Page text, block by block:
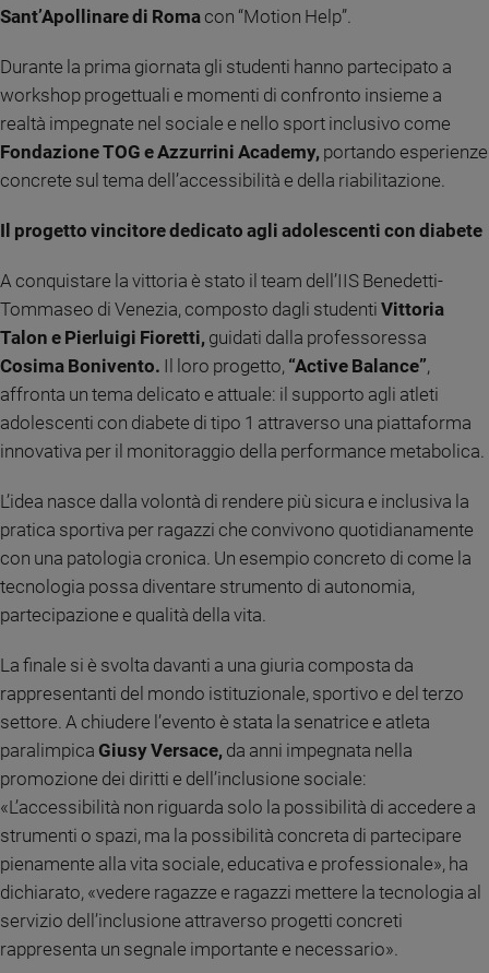
Libri
Arte
Famiglia
educazione
figli
Coppia
e
giovani
Adolescenza
Bioetica
Vai
Riflessioni
Video
Podcast
Privacy
Policy
Chi
siamo
Sant’Apollinare di Romacon “Motion Help”.
Durante la prima giornata gli studenti hanno partecipato a
workshop progettuali e momenti di confronto insieme a
realtà impegnate nel sociale e nello sport inclusivo come
Fondazione TOG e Azzurrini Academy, portando esperienze
concrete sul tema dell’accessibilità e della riabilitazione.
Il progetto vincitore dedicato agli adolescenti con diabete
A conquistare la vittoria è stato il team dell’IIS Benedetti-
Tommaseo di Venezia, composto dagli studenti Vittoria
Talon e Pierluigi Fioretti, guidati dalla professoressa
Cosima Bonivento. Il loro progetto, “Active Balance”,
affronta un tema delicato e attuale: il supporto agli atleti
adolescenti con diabete di tipo 1 attraverso una piattaforma
innovativa per il monitoraggio della performance metabolica.
L’idea nasce dalla volontà di rendere più sicura e inclusiva la
pratica sportiva per ragazzi che convivono quotidianamente
con una patologia cronica. Un esempio concreto di come la
tecnologia possa diventare strumento di autonomia,
partecipazione e qualità della vita.
La finale si è svolta davanti a una giuria composta da
rappresentanti del mondo istituzionale, sportivo e del terzo
settore. A chiudere l’evento è stata la senatrice e atleta
paralimpica Giusy Versace, da anni impegnata nella
promozione dei diritti e dell’inclusione sociale:
«L’accessibilità non riguarda solo la possibilità di accedere a
strumenti o spazi, ma la possibilità concreta di partecipare
pienamente alla vita sociale, educativa e professionale», ha
dichiarato, «vedere ragazze e ragazzi mettere la tecnologia al
servizio dell’inclusione attraverso progetti concreti
rappresenta un segnale importante e necessario».